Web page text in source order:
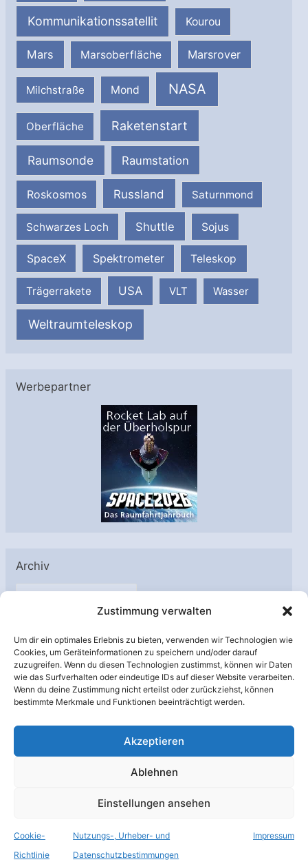
Zustimmung verwalten
Um dir ein optimales Erlebnis zu bieten, verwenden wir Technologien wie
Cookies, um Geräteinformationen zu speichern und/oder darauf
zuzugreifen. Wenn du diesen Technologien zustimmst, können wir Daten
wie das Surfverhalten oder eindeutige IDs auf dieser Website verarbeiten.
Wenn du deine Zustimmung nicht erteilst oder zurückziehst, können
bestimmte Merkmale und Funktionen beeinträchtigt werden.
Akzeptieren
Ablehnen
Einstellungen ansehen
Cookie-
Richtlinie
Nutzungs-, Urheber- und
Datenschutzbestimmungen
Impressum
Kommunikationssatellit Kourou
Mars Marsoberfläche Marsrover
Milchstraße Mond NASA
Oberfläche Raketenstart
Raumsonde Raumstation
Roskosmos Russland Saturnmond
Schwarzes Loch Shuttle Sojus
SpaceX Spektrometer Teleskop
Trägerrakete USA VLT Wasser
Weltraumteleskop
Werbepartner
Archiv
A
h
i
v
Unterstützt von:
© Raumfahrer Net e.V. 2026